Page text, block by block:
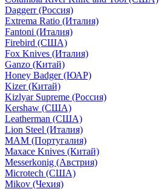
Daggerr (Россия)
Extrema Ratio (Италия)
Fantoni (Италия)
Firebird (США)
Fox Knives (Италия)
Ganzo (Китай)
Honey Badger (ЮАР)
Kizer (Китай)
Kizlyar Supreme (Россия)
Kershaw (США)
Leatherman (США)
Lion Steel (Италия)
MAM (Португалия)
Maxace Knives (Китай)
Messerkonig (Австрия)
Microtech (США)
Mikov (Чехия)